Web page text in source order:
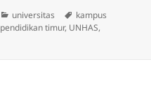
Categories
universitas Tags
kampus
pendidikan timur, UNHAS,